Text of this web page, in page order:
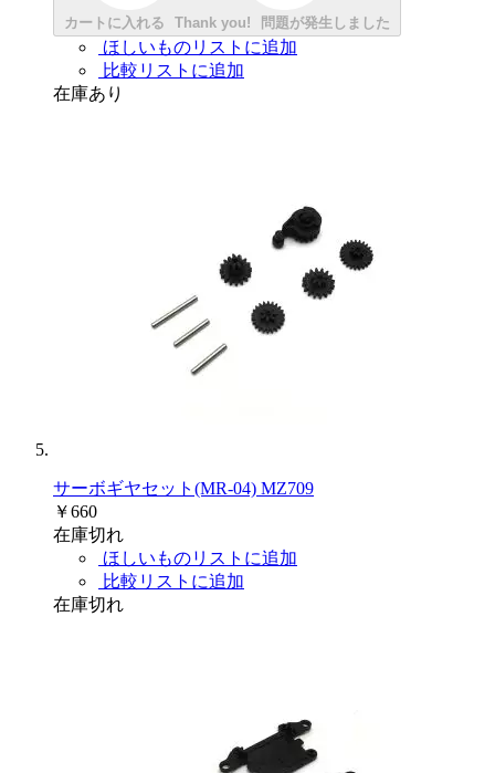
カートに入れる Thank you! 問題が発生しました
ほしいものリストに追加
比較リストに追加
在庫あり
サーボギヤセット(MR-04) MZ709
￥660
在庫切れ
ほしいものリストに追加
比較リストに追加
在庫切れ